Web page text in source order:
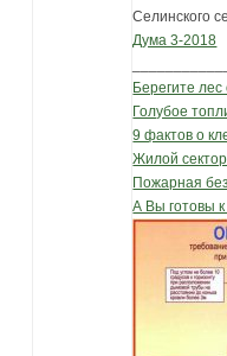
Селинского
Дума 3-2018
Берегите
Голубое
9 фактов о
Жилой
Пожарная
А Вы готовы